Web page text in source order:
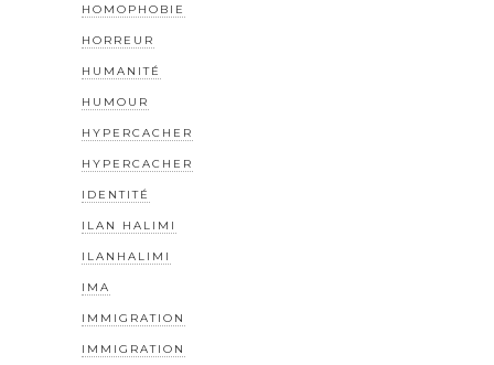
HOMOPHOBIE
HORREUR
HUMANITÉ
HUMOUR
HYPERCACHER
HYPERCACHER
IDENTITÉ
ILAN HALIMI
ILANHALIMI
IMA
IMMIGRATION
IMMIGRATION